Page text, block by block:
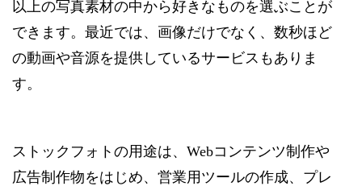
以上の写真素材の中から好きなものを選ぶことが
できます。最近では、画像だけでなく、数秒ほど
の動画や音源を提供しているサービスもありま
す。
ストックフォトの用途は、Webコンテンツ制作や
広告制作物をはじめ、営業用ツールの作成、プレ